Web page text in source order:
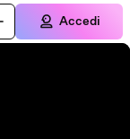
Accedi